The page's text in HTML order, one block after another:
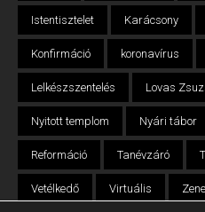
Istentisztelet Karácsony
Konfirmáció koronavírus
Lelkészszentelés Lovas
Nyitott templom Nyári tábor
Reformáció Tanévzáró
Vetélkedő Virtuális Zene